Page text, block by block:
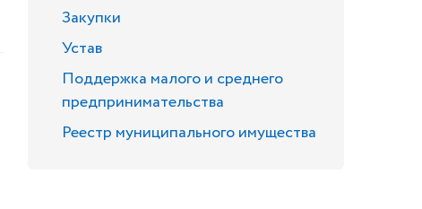
Закупки
Устав
Поддержка малого и среднего
предпринимательства
Реестр муниципального имущества